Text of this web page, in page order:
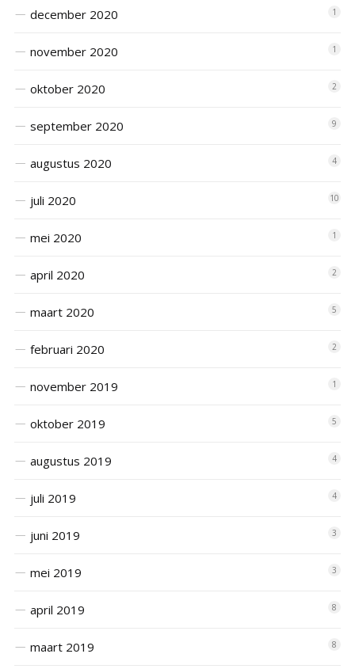
december 2020 1
november 2020 1
oktober 2020 2
september 2020 9
augustus 2020 4
juli 2020 10
mei 2020 1
april 2020 2
maart 2020 5
februari 2020 2
november 2019 1
oktober 2019 5
augustus 2019 4
juli 2019 4
juni 2019 3
mei 2019 3
april 2019 8
maart 2019 8